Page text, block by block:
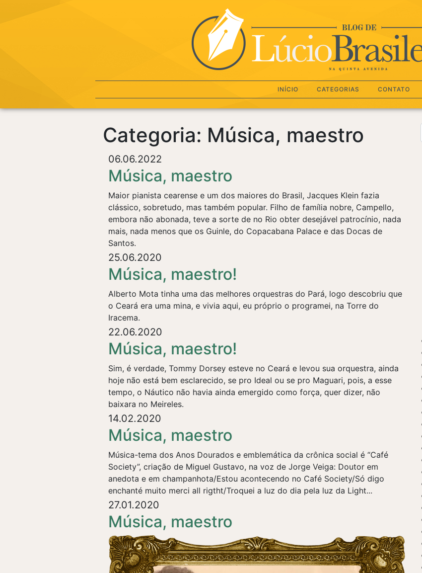
INÍCIO CATEGORIAS CONTATO
Categoria: Música, maestro
06.06.2022
Música, maestro
Maior pianista cearense e um dos maiores do Brasil, Jacques Klein fazia
clássico, sobretudo, mas também popular. Filho de família nobre, Campello,
embora não abonada, teve a sorte de no Rio obter desejável patrocínio, nada
mais, nada menos que os Guinle, do Copacabana Palace e das Docas de
Santos.
25.06.2020
Música, maestro!
Alberto Mota tinha uma das melhores orquestras do Pará, logo descobriu que
o Ceará era uma mina, e vivia aqui, eu próprio o programei, na Torre do
Iracema.
22.06.2020
Música, maestro!
Sim, é verdade, Tommy Dorsey esteve no Ceará e levou sua orquestra, ainda
hoje não está bem esclarecido, se pro Ideal ou se pro Maguari, pois, a esse
tempo, o Náutico não havia ainda emergido como força, quer dizer, não
baixara no Meireles.
14.02.2020
Música, maestro
Música-tema dos Anos Dourados e emblemática da crônica social é “Café
Society”, criação de Miguel Gustavo, na voz de Jorge Veiga: Doutor em
anedota e em champanhota/Estou acontecendo no Café Society/Só digo
enchanté muito merci all rigtht/Troquei a luz do dia pela luz da Light...
27.01.2020
Música, maestro